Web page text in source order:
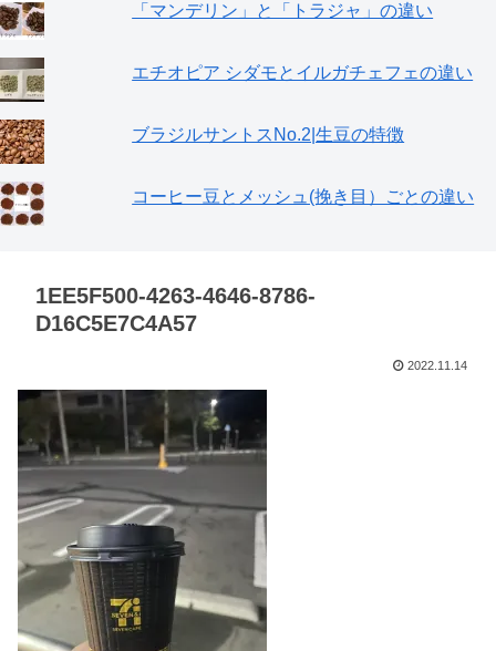
「マンデリン」と「トラジャ」の違い
エチオピア シダモとイルガチェフェの違い
ブラジルサントスNo.2|生豆の特徴
コーヒー豆とメッシュ(挽き目）ごとの違い
1EE5F500-4263-4646-8786-
D16C5E7C4A57
2022.11.14